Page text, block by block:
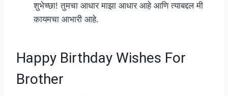
शुभेच्छा! तुमचा आधार माझा आधार आहे आणि त्याबद्दल मी
कायमचा आभारी आहे.
Happy Birthday Wishes For
Brother